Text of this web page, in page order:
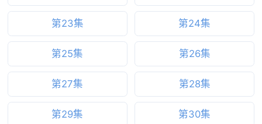
第23集 第24集
第25集 第26集
第27集 第28集
第29集 第30集